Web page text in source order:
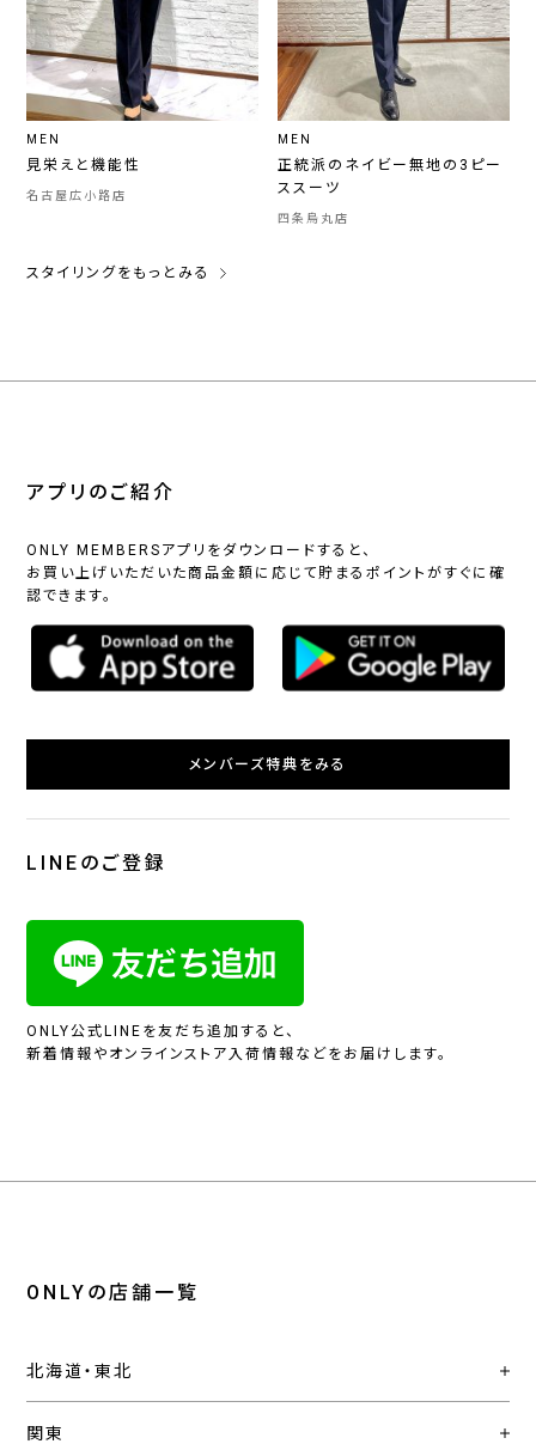
MEN
見栄えと機能性
名古屋広小路店
MEN
正統派のネイビー無地の3ピー
ススーツ
四条烏丸店
スタイリングをもっとみる
アプリのご紹介
ONLY MEMBERSアプリをダウンロードすると、
お買い上げいただいた商品金額に応じて貯まるポイントがすぐに確
認できます。
メンバーズ特典をみる
LINEのご登録
ONLY公式LINEを友だち追加すると、
新着情報やオンラインストア入荷情報などをお届けします。
ONLYの店舗一覧
北海道・東北
関東